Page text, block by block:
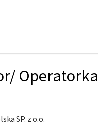
Operatorka
SP. z o.o.